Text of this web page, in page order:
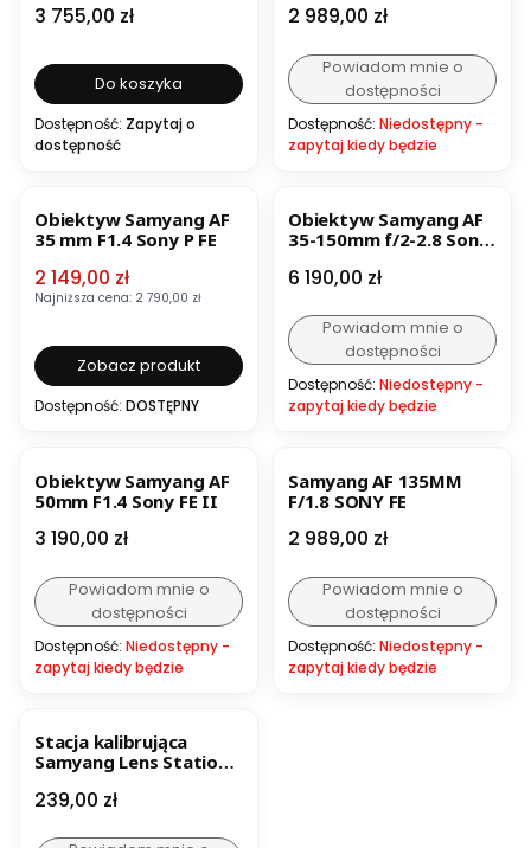
Cena
3 755,00 zł
Do koszyka
Dostępność: Zapytaj o
dostępność
Cena
2 989,00 zł
Powiadom mnie o
dostępności
Dostępność: Niedostępny -
zapytaj kiedy będzie
Obiektyw Samyang AF
35 mm F1.4 Sony P FE
Cena promocyjna
2 149,00 zł
Najniższa cena: 2 790,00 zł
Zobacz produkt
Dostępność: DOSTĘPNY
Obiektyw Samyang AF
35-150mm f/2-2.8 Sony
Cena
6 190,00 zł
Powiadom mnie o
dostępności
Dostępność: Niedostępny -
zapytaj kiedy będzie
Obiektyw Samyang AF
50mm F1.4 Sony FE II
Cena
3 190,00 zł
Powiadom mnie o
dostępności
Dostępność: Niedostępny -
zapytaj kiedy będzie
Samyang AF 135MM
F/1.8 SONY FE
Cena
2 989,00 zł
Powiadom mnie o
dostępności
Dostępność: Niedostępny -
zapytaj kiedy będzie
Stacja kalibrująca
Samyang Lens Station
Cena
239,00 zł